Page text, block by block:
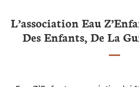
L’association Eau
Des Enfants, De La